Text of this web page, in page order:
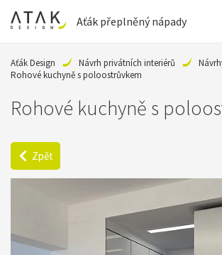
Aťák přeplněný nápady
Aťák Design Návrh privátních interiérů
Rohové kuchyně s poloostrůvkem
Rohové kuchyně s
Zpět